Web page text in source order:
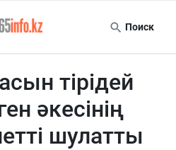
Поиск
тірідей
әкесінің
шулатты